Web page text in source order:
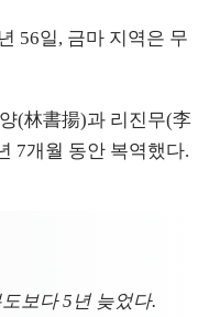
56일, 금마 지역은 무
(林書揚)과 리진무(李
7개월 동안 복역했다.
보다 5년 늦었다.